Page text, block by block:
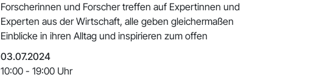
Forscherinnen und Forscher treffen auf Expertinnen und
Experten aus der Wirtschaft, alle geben gleichermaßen
Einblicke in ihren Alltag und inspirieren zum offen
03.07.2024
10:00 - 19:00 Uhr